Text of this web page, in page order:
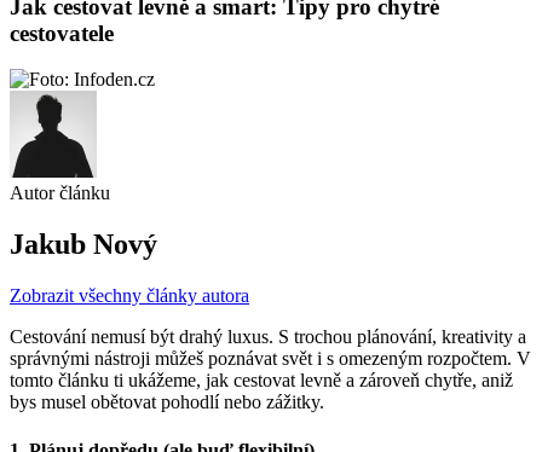
Jak cestovat levně a smart: Tipy pro chytré
cestovatele
Autor článku
Jakub Nový
Zobrazit všechny články autora
Cestování nemusí být drahý luxus. S trochou plánování, kreativity a
správnými nástroji můžeš poznávat svět i s omezeným rozpočtem. V
tomto článku ti ukážeme, jak cestovat levně a zároveň chytře, aniž
bys musel obětovat pohodlí nebo zážitky.